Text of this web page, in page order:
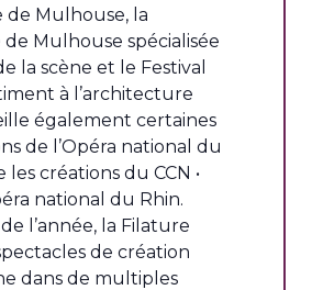
Mulhouse, la
Mulhouse spécialisée
la scène et le Festival
à l’architecture
également certaines
de l’Opéra national du
les créations du CCN •
national du Rhin.
l’année, la Filature
de création
dans de multiples